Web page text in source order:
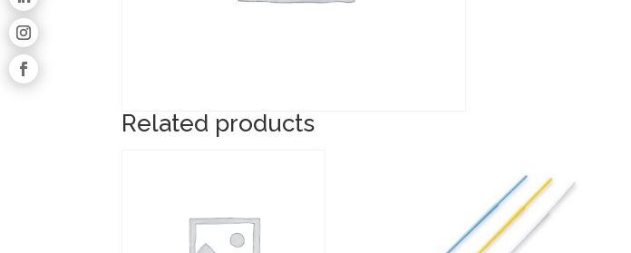
Related products